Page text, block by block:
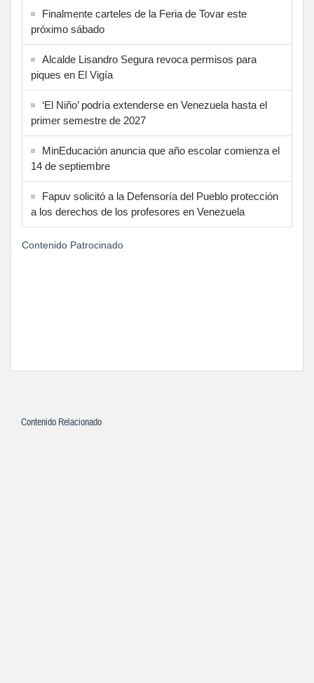
Finalmente carteles de la Feria de Tovar este
próximo sábado
Alcalde Lisandro Segura revoca permisos para
piques en El Vigía
‘El Niño’ podría extenderse en Venezuela hasta el
primer semestre de 2027
MinEducación anuncia que año escolar comienza el
14 de septiembre
Fapuv solicitó a la Defensoría del Pueblo protección
a los derechos de los profesores en Venezuela
Contenido Patrocinado
Contenido Relacionado